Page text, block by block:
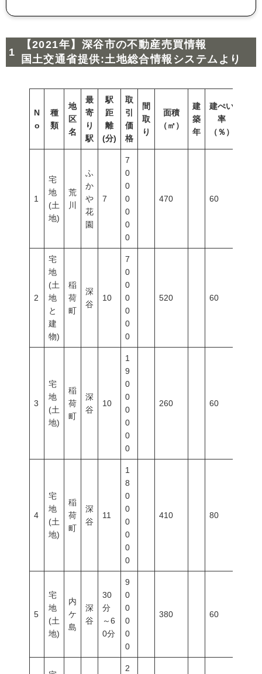
【2021年】深谷市の不動産売買情報
国土交通省提供:土地総合情報システムより
N
o
種
類
地
区
名
最
寄
り
駅
駅
距
離
(分)
取
引
価
格
間
取
り
面積
（㎡）
建
築
年
建ぺい
率
（％）
1
宅
地
(土
地)
荒
川
ふ
か
や
花
園
7
7
0
0
0
0
0
0
470 60
2
宅
地
(土
地
と
建
物)
稲
荷
町
深
谷
10
7
0
0
0
0
0
0
520 60
3
宅
地
(土
地)
稲
荷
町
深
谷
10
1
9
0
0
0
0
0
0
260 60
4
宅
地
(土
地)
稲
荷
町
深
谷
11
1
8
0
0
0
0
0
0
410 80
5
宅
地
(土
地)
内
ケ
島
深
谷
30
分
～6
0分
9
0
0
0
0
0
380 60
2